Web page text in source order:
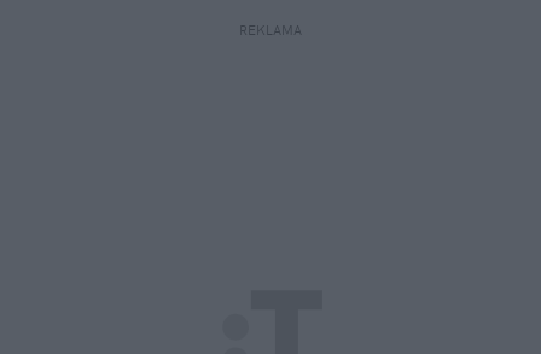
REKLAMA